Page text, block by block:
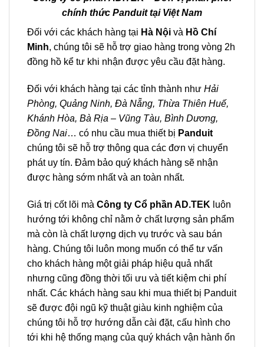
chính thức Panduit tại Việt Nam
Đối với các khách hàng tại Hà Nội và Hồ Chí
Minh, chúng tôi sẽ hỗ trợ giao hàng trong vòng 2h
đồng hồ kể tư khi nhận được yêu cầu đặt hàng.
Đối với khách hàng tại các tỉnh thành như Hải
Phòng, Quảng Ninh, Đà Nẵng, Thừa Thiên Huế,
Khánh Hòa, Bà Rịa – Vũng Tàu, Bình Dương,
Đồng Nai… có nhu cầu mua thiết bị Panduit
chúng tôi sẽ hỗ trợ thông qua các đơn vị chuyển
phát uy tín. Đảm bảo quý khách hàng sẽ nhận
được hàng sớm nhất và an toàn nhất.
Giá trị cốt lõi mà Công ty Cổ phần AD.TEK luôn
hướng tới không chỉ nằm ở chất lượng sản phẩm
mà còn là chất lượng dịch vụ trước và sau bán
hàng. Chúng tôi luôn mong muốn có thể tư vấn
cho khách hàng một giải pháp hiệu quả nhất
nhưng cũng đồng thời tối ưu và tiết kiệm chi phí
nhất. Các khách hàng sau khi mua thiết bị Panduit
sẽ được đội ngũ kỹ thuật giàu kinh nghiệm của
chúng tôi hỗ trợ hướng dẫn cài đặt, cấu hình cho
tới khi hệ thống mạng của quý khách vận hành ổn